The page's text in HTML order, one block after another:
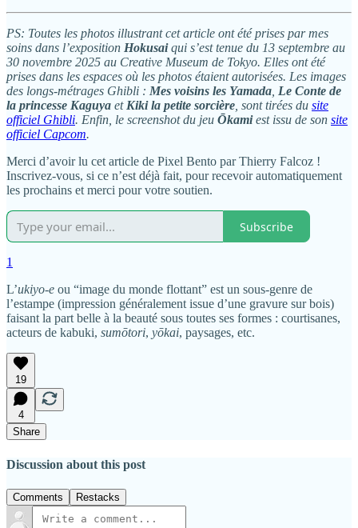
PS: Toutes les photos illustrant cet article ont été prises par mes
soins dans l’exposition Hokusaiqui s’est tenue du 13 septembre au
30 novembre 2025 au Creative Museum de Tokyo. Elles ont été
prises dans les espaces où les photos étaient autorisées. Les images
des longs-métrages Ghibli : Mes voisins les Yamada Le Conte de
la princesse Kaguya et Kiki la petite sorcière , sont tirées du site
officiel Ghibli. Enfin, le screenshot du jeu Ōkamiest issu de son site
officiel Capcom.
Merci d’avoir lu cet article de Pixel Bento par Thierry Falcoz !
Inscrivez-vous, si ce n’est déjà fait, pour recevoir automatiquement
les prochains et merci pour votre soutien.
Subscribe
1
L’ukiyo-e ou “image du monde flottant” est un sous-genre de
l’estampe (impression généralement issue d’une gravure sur bois)
faisant la part belle à la beauté sous toutes ses formes : courtisanes,
acteurs de kabuki, sumōtori, yōkai, paysages, etc.
19
4
Share
Discussion about this post
Comments Restacks